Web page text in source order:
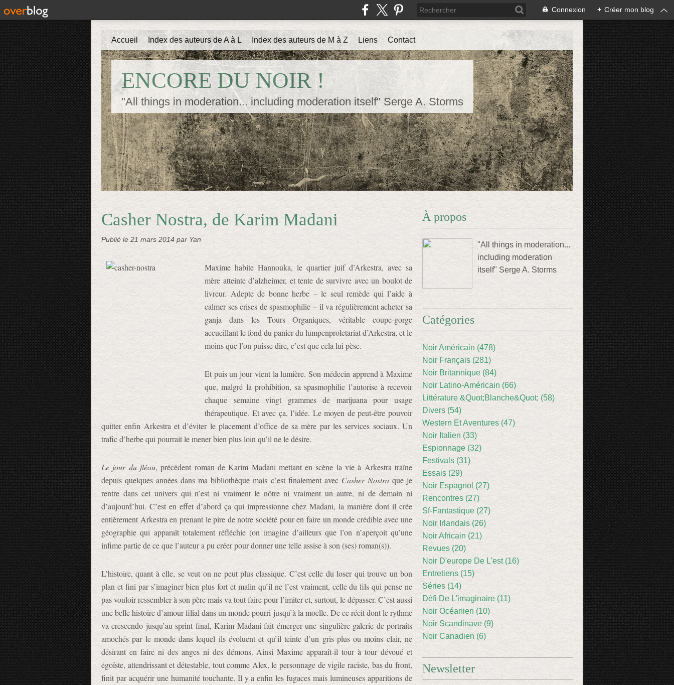
Connexion + Créer mon blog
ENCORE DU NOIR !
"All things in moderation... including moderation itself" Serge A. Storms
Accueil Index des auteurs de A à L Index des auteurs de M à Z Liens Contact
Casher Nostra, de Karim Madani
Publié le 21 mars 2014 par Yan
Maxime habite Hannouka, le quartier juif d’Arkestra, avec sa
mère atteinte d’alzheimer, et tente de survivre avec un boulot de
livreur. Adepte de bonne herbe – le seul remède qui l’aide à
calmer ses crises de spasmophilie – il va régulièrement acheter sa
ganja dans les Tours Organiques, véritable coupe-gorge
accueillant le fond du panier du lumpenproletariat d’Arkestra, et le
moins que l’on puisse dire, c’est que cela lui pèse.
Et puis un jour vient la lumière. Son médecin apprend à Maxime
que, malgré la prohibition, sa spasmophilie l’autorise à recevoir
chaque semaine vingt grammes de marijuana pour usage
thérapeutique. Et avec ça, l’idée. Le moyen de peut-être pouvoir
quitter enfin Arkestra et d’éviter le placement d’office de sa mère par les services sociaux. Un
trafic d’herbe qui pourrait le mener bien plus loin qu’il ne le désire.
Le jour du fléau, précédent roman de Karim Madani mettant en scène la vie à Arkestra traîne
depuis quelques années dans ma bibliothèque mais c’est finalement avec Casher Nostraque je
rentre dans cet univers qui n’est ni vraiment le nôtre ni vraiment un autre, ni de demain ni
d’aujourd’hui. C’est en effet d’abord ça qui impressionne chez Madani, la manière dont il crée
entièrement Arkestra en prenant le pire de notre société pour en faire un monde crédible avec une
géographie qui apparaît totalement réfléchie (on imagine d’ailleurs que l’on n’aperçoit qu’une
infime partie de ce que l’auteur a pu créer pour donner une telle assise à son (ses) roman(s)).
L’histoire, quant à elle, se veut on ne peut plus classique. C’est celle du loser qui trouve un bon
plan et fini par s’imaginer bien plus fort et malin qu’il ne l’est vraiment, celle du fils qui pense ne
pas vouloir ressembler à son père mais va tout faire pour l’imiter et, surtout, le dépasser. C’est aussi
une belle histoire d’amour filial dans un monde pourri jusqu’à la moelle. De ce récit dont le rythme
va crescendo jusqu’au sprint final, Karim Madani fait émerger une singulière galerie de portraits
amochés par le monde dans lequel ils évoluent et qu’il teinte d’un gris plus ou moins clair, ne
désirant en faire ni des anges ni des démons. Ainsi Maxime apparaît-il tour à tour dévoué et
égoïste, attendrissant et détestable, tout comme Alex, le personnage de vigile raciste, bas du front,
finit par acquérir une humanité touchante. Il y a enfin les fugaces mais lumineuses apparitions de
À propos
"All things in moderation...
including moderation
itself" Serge A. Storms
Catégories
Noir Américain (478)
Noir Français (281)
Noir Britannique (84)
Noir Latino-Américain (66)
Littérature &Quot;Blanche&Quot; (58)
Divers (54)
Western Et Aventures (47)
Noir Italien (33)
Espionnage (32)
Festivals (31)
Essais (29)
Noir Espagnol (27)
Rencontres (27)
Sf-Fantastique (27)
Noir Irlandais (26)
Noir Africain (21)
Revues (20)
Noir D'europe De L'est (16)
Entretiens (15)
Séries (14)
Défi De L'imaginaire (11)
Noir Océanien (10)
Noir Scandinave (9)
Noir Canadien (6)
Newsletter